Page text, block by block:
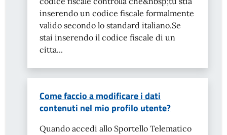
inserendo un codice fiscale formalmente
valido secondo lo standard italiano.Se
stai inserendo il codice fiscale di un
citta...
Come faccio a modificare i dati
contenuti nel mio profilo utente?
Quando accedi allo Sportello Telematico